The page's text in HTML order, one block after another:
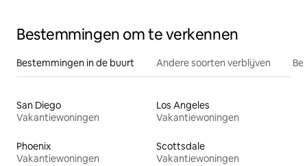
Bestemmingen om te verkennen
Bestemmingen in de buurt Andere soorten verblijven
San Diego
Vakantiewoningen
Los Angeles
Vakantiewoningen
Phoenix
Vakantiewoningen
Scottsdale
Vakantiewoningen